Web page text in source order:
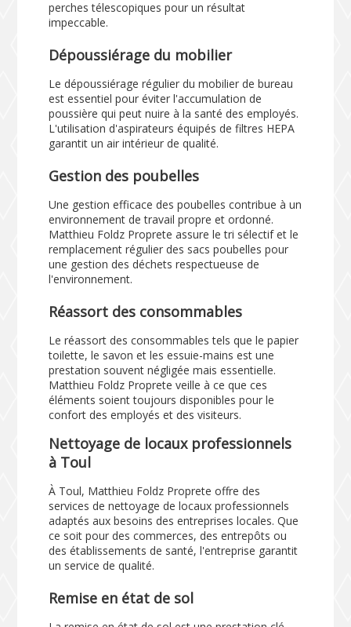
perches télescopiques pour un résultat
impeccable.
Dépoussiérage du mobilier
Le dépoussiérage régulier du mobilier de bureau
est essentiel pour éviter l'accumulation de
poussière qui peut nuire à la santé des employés.
L'utilisation d'aspirateurs équipés de filtres HEPA
garantit un air intérieur de qualité.
Gestion des poubelles
Une gestion efficace des poubelles contribue à un
environnement de travail propre et ordonné.
Matthieu Foldz Proprete assure le tri sélectif et le
remplacement régulier des sacs poubelles pour
une gestion des déchets respectueuse de
l'environnement.
Réassort des consommables
Le réassort des consommables tels que le papier
toilette, le savon et les essuie-mains est une
prestation souvent négligée mais essentielle.
Matthieu Foldz Proprete veille à ce que ces
éléments soient toujours disponibles pour le
confort des employés et des visiteurs.
Nettoyage de locaux professionnels
à Toul
À Toul, Matthieu Foldz Proprete offre des
services de nettoyage de locaux professionnels
adaptés aux besoins des entreprises locales. Que
ce soit pour des commerces, des entrepôts ou
des établissements de santé, l'entreprise garantit
un service de qualité.
Remise en état de sol